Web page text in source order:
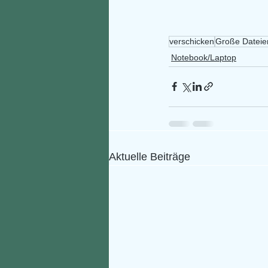
verschickenGroße
Notebook/Laptop
Aktuelle Beiträge